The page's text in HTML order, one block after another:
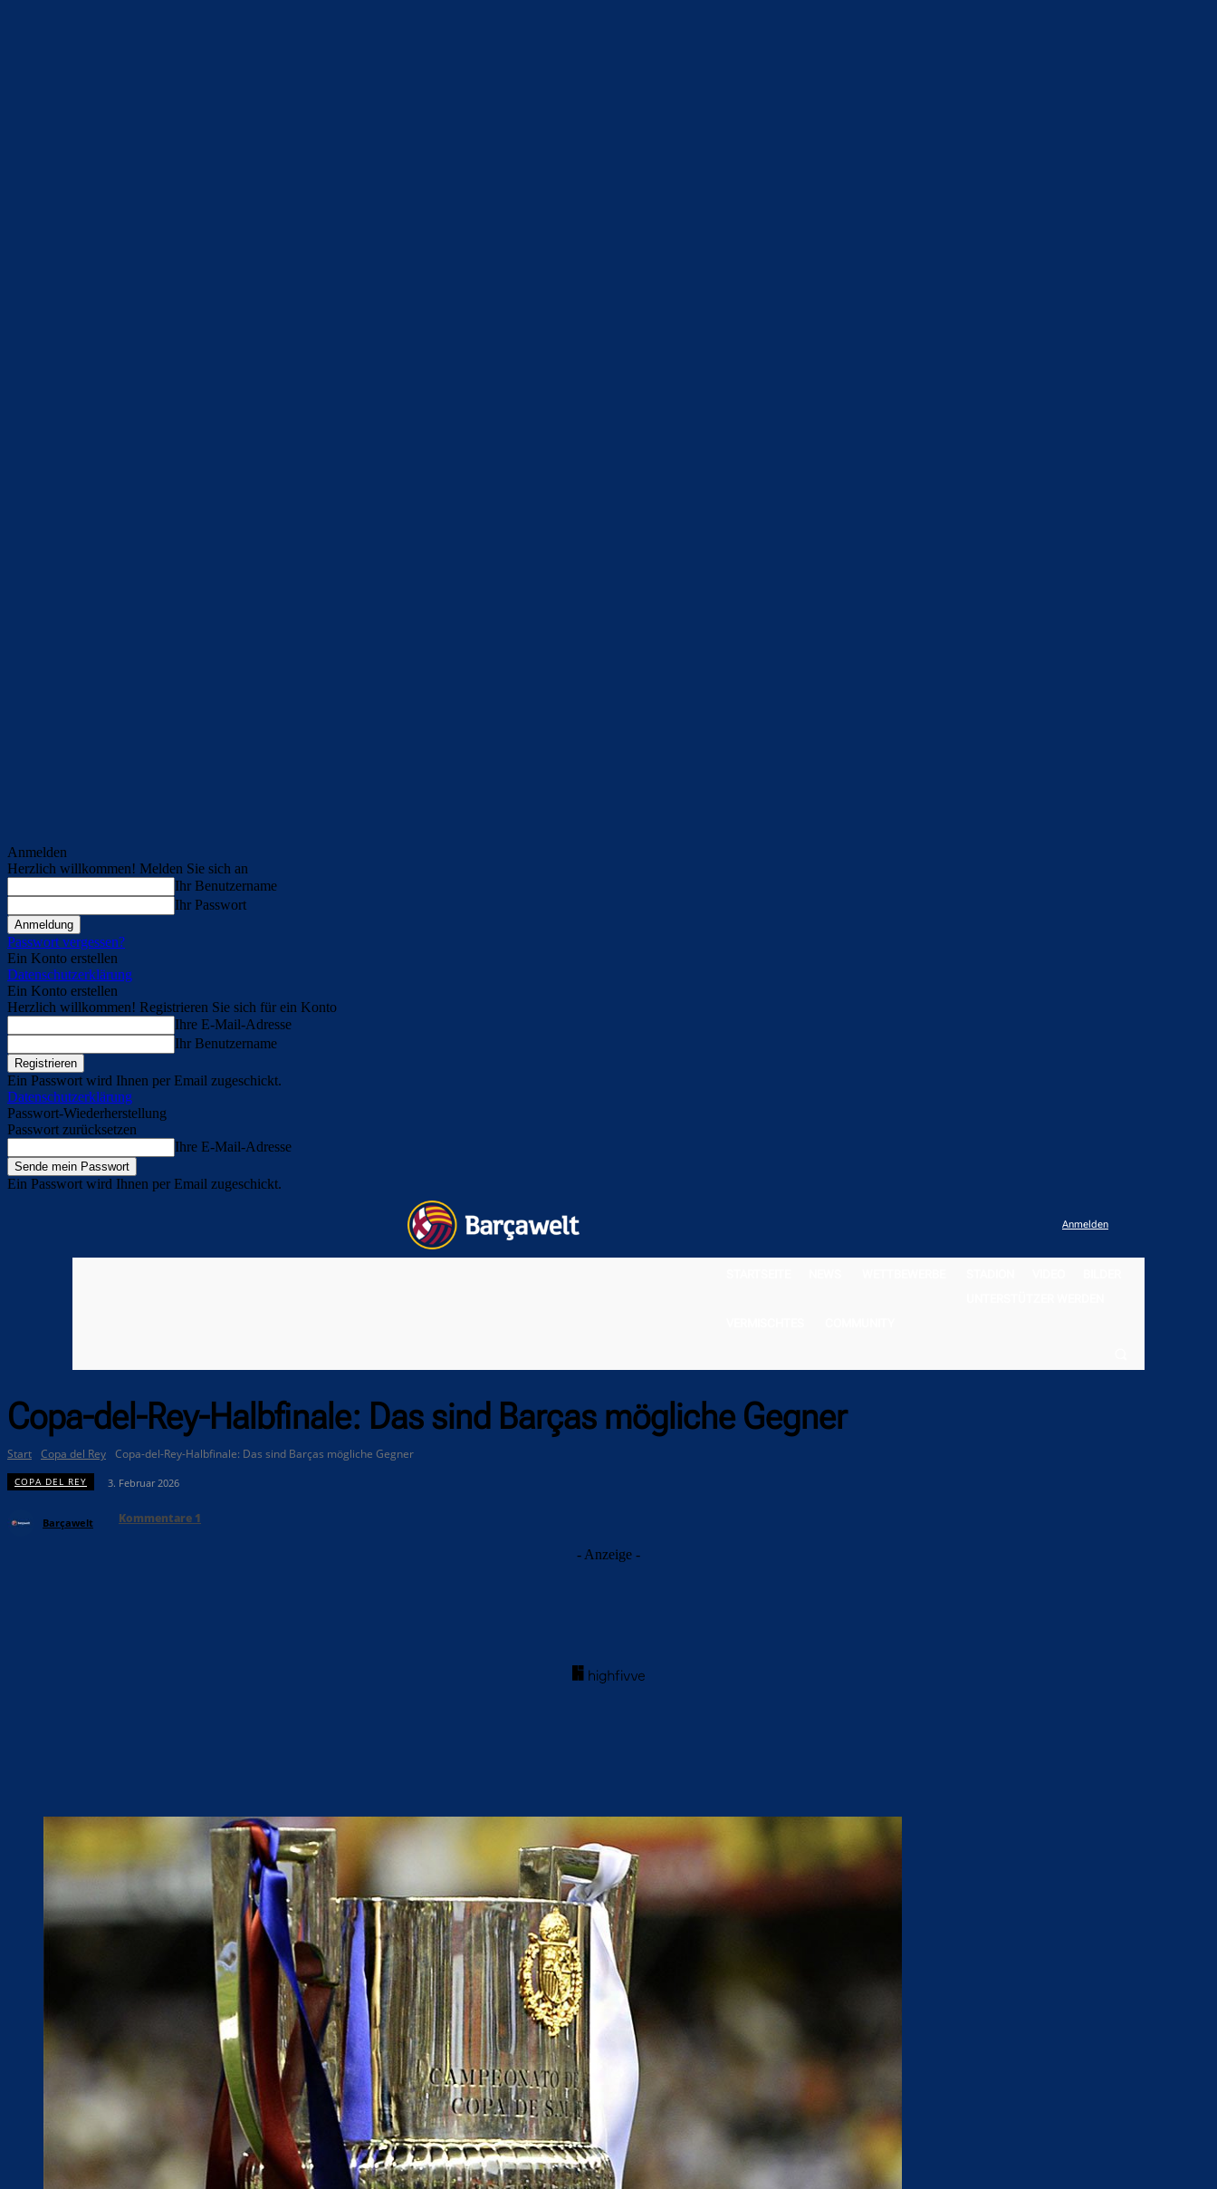
Anmelden
Herzlich willkommen! Melden Sie sich an
Ihr Benutzername
Ihr Passwort
Passwort vergessen?
Ein Konto erstellen
Datenschutzerklärung
Ein Konto erstellen
Herzlich willkommen! Registrieren Sie sich für ein Konto
Ihre E-Mail-Adresse
Ihr Benutzername
Ein Passwort wird Ihnen per Email zugeschickt.
Datenschutzerklärung
Passwort-Wiederherstellung
Passwort zurücksetzen
Ihre E-Mail-Adresse
Ein Passwort wird Ihnen per Email zugeschickt.
Anmelden
Copa-del-Rey-Halbfinale: Das sind Barças mögliche Gegner
Start Copa del Rey Copa-del-Rey-Halbfinale: Das sind Barças mögliche Gegner
COPA DEL REY 3. Februar 2026
Barçawelt Kommentare 1
- Anzeige -